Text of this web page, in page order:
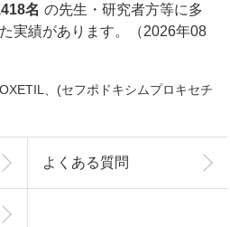
名 の先生・研究者方等に多
実績があります。（2026年08
、(セフポドキシムプロキセチ
よくある質問